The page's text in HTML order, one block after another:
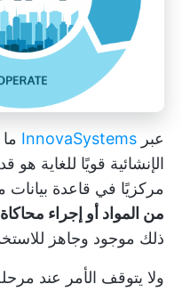
عبر InnovaSystems
الإنشائية قويًا للغاية
مركزيًا في قاعدة
من المواد أو إجراء
ذلك موجود وجاهز
ولا يتوقف الأمر عند